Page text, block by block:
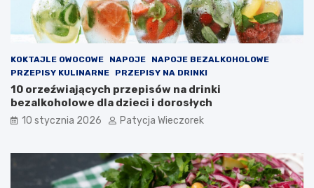
KOKTAJLE OWOCOWE NAPOJE
NAPOJE BEZALKOHOLOWE
PRZEPISY KULINARNE
PRZEPISY NA DRINKI
10 orzeźwiających przepisów na drinki
bezalkoholowe dla dzieci i dorosłych
10 stycznia 2026 Patycja Wieczorek